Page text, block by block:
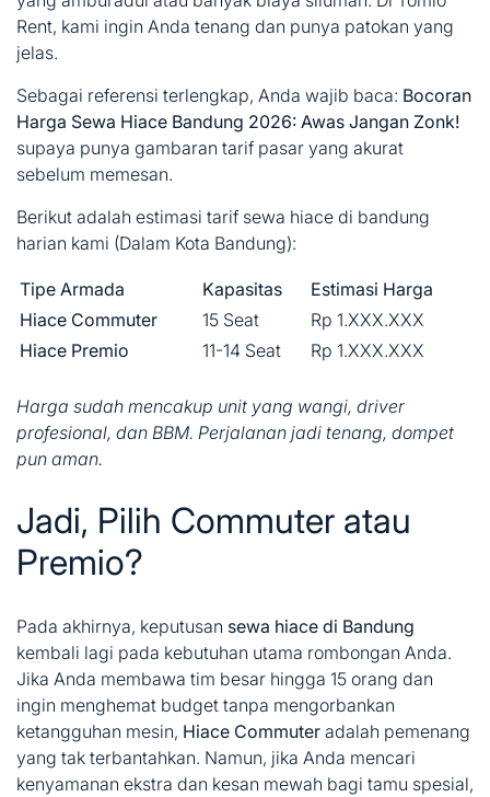
Rent, kami ingin Anda tenang dan punya patokan yang
jelas.
Sebagai referensi terlengkap, Anda wajib baca: Bocoran
Harga Sewa Hiace Bandung 2026: Awas Jangan Zonk!
supaya punya gambaran tarif pasar yang akurat
sebelum memesan.
Berikut adalah estimasi tarif sewa hiace di bandung
harian kami (Dalam Kota Bandung):
Tipe Armada Kapasitas
Estimasi Harga
Hiace Commuter
15 Seat
Rp 1.XXX.XXX
Hiace Premio
11-14 Seat Rp 1.XXX.XXX
Harga sudah mencakup unit yang wangi, driver
profesional, dan BBM. Perjalanan jadi tenang, dompet
pun aman.
Jadi, Pilih Commuter atau
Premio?
Pada akhirnya, keputusan sewa hiace di Bandung
kembali lagi pada kebutuhan utama rombongan Anda.
Jika Anda membawa tim besar hingga 15 orang dan
ingin menghemat budget tanpa mengorbankan
ketangguhan mesin, Hiace Commuter adalah pemenang
yang tak terbantahkan. Namun, jika Anda mencari
kenyamanan ekstra dan kesan mewah bagi tamu spesial,